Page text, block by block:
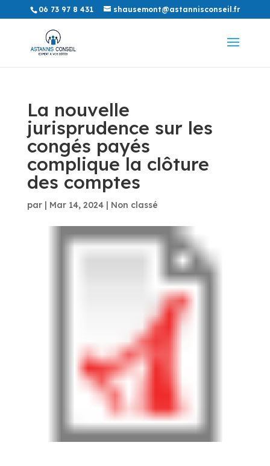
06 73 97 8 431 shausemont@astannisconseil.fr
La nouvelle
jurisprudence sur les
congés payés
complique la clôture
des comptes
par | Mar 14, 2024| Non classé